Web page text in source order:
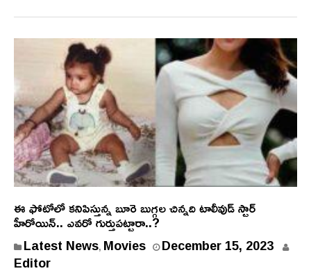
ఈ ఫోటోలో కనిపిస్తున్న బూరె బుగ్గల చిన్నది టాలీవుడ్ స్టార్
హీరోయిన్.. ఎవరో గుర్తుపట్టారా..?
Latest News, Movies December 15, 2023
Editor